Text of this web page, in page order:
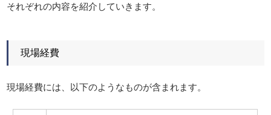
それぞれの内容を紹介していきます。
現場経費
現場経費には、以下のようなものが含まれます。